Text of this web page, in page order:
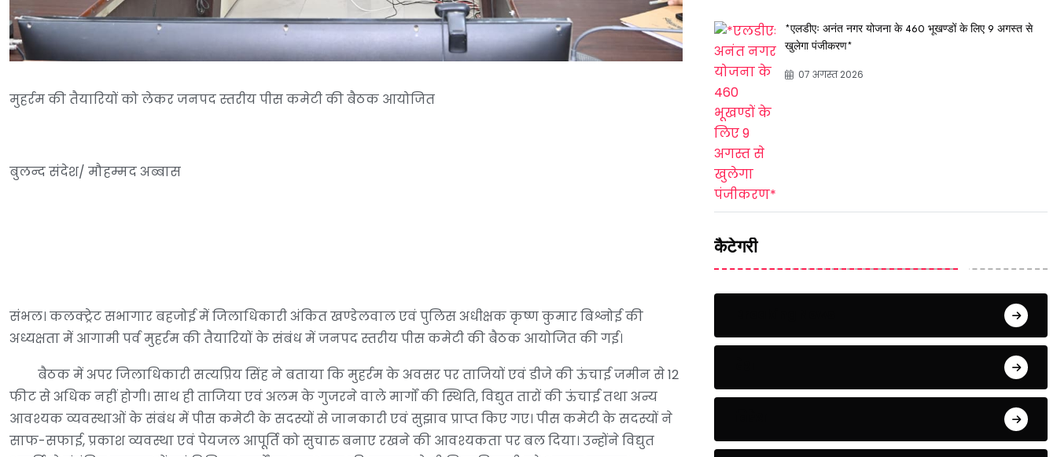
मुहर्रम की तैयारियों को लेकर जनपद स्तरीय पीस कमेटी की बैठक आयोजित
बुलन्द संदेश/ मौहम्मद अब्बास
संभल। कलक्ट्रेट सभागार बहजोई में जिलाधिकारी अंकित खण्डेलवाल एवं पुलिस अधीक्षक कृष्ण कुमार बिश्नोई की
अध्यक्षता में आगामी पर्व मुहर्रम की तैयारियों के संबंध में जनपद स्तरीय पीस कमेटी की बैठक आयोजित की गई।
बैठक में अपर जिलाधिकारी सत्यप्रिय सिंह ने बताया कि मुहर्रम के अवसर पर ताजियों एवं डीजे की ऊंचाई जमीन से 12
फीट से अधिक नहीं होगी। साथ ही ताजिया एवं अलम के गुजरने वाले मार्गों की स्थिति, विद्युत तारों की ऊंचाई तथा अन्य
आवश्यक व्यवस्थाओं के संबंध में पीस कमेटी के सदस्यों से जानकारी एवं सुझाव प्राप्त किए गए। पीस कमेटी के सदस्यों ने
साफ-सफाई, प्रकाश व्यवस्था एवं पेयजल आपूर्ति को सुचारु बनाए रखने की आवश्यकता पर बल दिया। उन्होंने विद्युत
*एलडीएः अनंत नगर योजना के 460 भूखण्डों के लिए 9 अगस्त से
खुलेगा पंजीकरण*
07 अगस्त 2026
कैटेगरी